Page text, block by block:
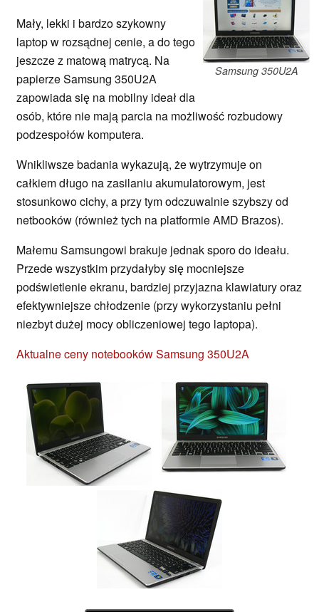
Samsung 350U2A
Mały, lekki i bardzo szykowny
laptop w rozsądnej cenie, a do tego
jeszcze z matową matrycą. Na
papierze Samsung 350U2A
zapowiada się na mobilny ideał dla
osób, które nie mają parcia na możliwość rozbudowy
podzespołów komputera.
Wnikliwsze badania wykazują, że wytrzymuje on
całkiem długo na zasilaniu akumulatorowym, jest
stosunkowo cichy, a przy tym odczuwalnie szybszy od
netbooków (również tych na platformie AMD Brazos).
Małemu Samsungowi brakuje jednak sporo do ideału.
Przede wszystkim przydałyby się mocniejsze
podświetlenie ekranu, bardziej przyjazna klawiatury oraz
efektywniejsze chłodzenie (przy wykorzystaniu pełni
niezbyt dużej mocy obliczeniowej tego laptopa).
Aktualne ceny notebooków Samsung 350U2A